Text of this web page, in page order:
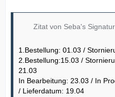
Zitat von Seba's
1.Bestellung: 01.03 /
2.Bestellung:15.03 /
21.03
In Bearbeitung: 23.03 / In
/ Lieferdatum: 19.04